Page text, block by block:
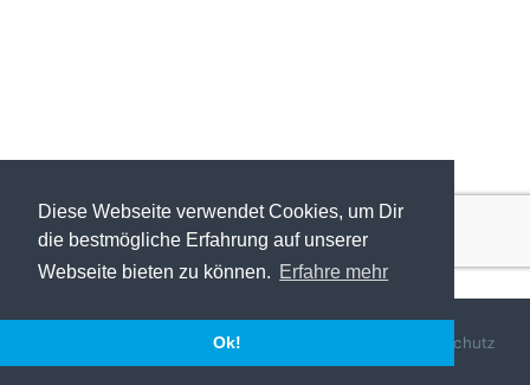
Diese Webseite verwendet Cookies, um Dir
die bestmögliche Erfahrung auf unserer
Webseite bieten zu können. Erfahre mehr
Ok!
Tixly Datenschutz